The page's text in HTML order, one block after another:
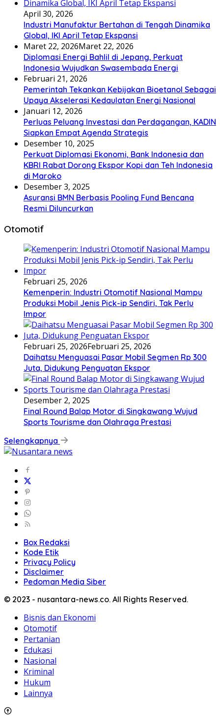
April 30, 2026
Industri Manufaktur Bertahan di Tengah Dinamika
Global, IKI April Tetap Ekspansi
Maret 22, 2026Maret 22, 2026
Diplomasi Energi Bahlil di Jepang, Perkuat
Indonesia Wujudkan Swasembada Energi
Februari 21, 2026
Pemerintah Tekankan Kebijakan Bioetanol Sebagai
Upaya Akselerasi Kedaulatan Energi Nasional
Januari 12, 2026
Perluas Peluang Investasi dan Perdagangan, KADIN
Siapkan Empat Agenda Strategis
Desember 10, 2025
Perkuat Diplomasi Ekonomi, Bank Indonesia dan
KBRI Rabat Dorong Ekspor Kopi dan Teh Indonesia
di Maroko
Desember 3, 2025
Asuransi BMN Berbasis Pooling Fund Bencana
Resmi Diluncurkan
Otomotif
Februari 25, 2026
Kemenperin: Industri Otomotif Nasional Mampu
Produksi Mobil Jenis Pick-ip Sendiri, Tak Perlu
Impor
Februari 25, 2026Februari 25, 2026
Daihatsu Menguasai Pasar Mobil Segmen Rp 300
Juta, Didukung Penguatan Ekspor
Desember 2, 2025
Final Round Balap Motor di Singkawang Wujud
Sports Tourisme dan Olahraga Prestasi
Selengkapnya
Box Redaksi
Kode Etik
Privacy Policy
Disclaimer
Pedoman Media Siber
© 2023 - nusantara-news.co. All Rights Reserved.
Bisnis dan Ekonomi
Otomotif
Pertanian
Edukasi
Nasional
Kriminal
Hukum
Lainnya